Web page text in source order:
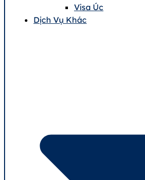
Visa Úc
Dịch Vụ Khác